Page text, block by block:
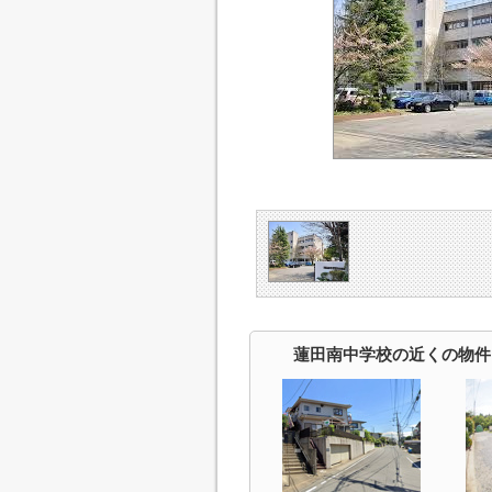
蓮田南中学校の近くの物件